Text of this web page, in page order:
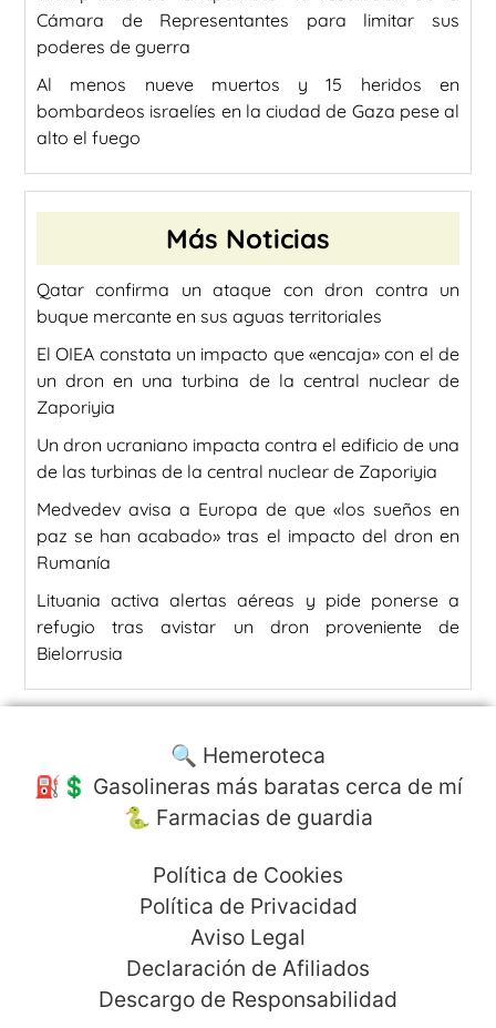
Cámara de Representantes para limitar sus
poderes de guerra
Al menos nueve muertos y 15 heridos en
bombardeos israelíes en la ciudad de Gaza pese al
alto el fuego
Más Noticias
Qatar confirma un ataque con dron contra un
buque mercante en sus aguas territoriales
El OIEA constata un impacto que «encaja» con el de
un dron en una turbina de la central nuclear de
Zaporiyia
Un dron ucraniano impacta contra el edificio de una
de las turbinas de la central nuclear de Zaporiyia
Medvedev avisa a Europa de que «los sueños en
paz se han acabado» tras el impacto del dron en
Rumanía
Lituania activa alertas aéreas y pide ponerse a
refugio tras avistar un dron proveniente de
Bielorrusia
🔍 Hemeroteca
⛽️💲 Gasolineras más baratas cerca de mí
🐍 Farmacias de guardia
Política de Cookies
Política de Privacidad
Aviso Legal
Declaración de Afiliados
Descargo de Responsabilidad